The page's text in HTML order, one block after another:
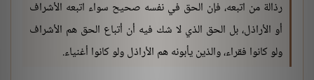
رذالة من اتبعه، فإن الحق في نفسه صحيح سواء اتبعه الأشراف
أو الأراذل، بل الحق الذي لا شك فيه أن أتباع الحق هم الأشراف
ولو كانوا فقراء، والذين يأبونه هم الأراذل ولو كانوا أغنياء.